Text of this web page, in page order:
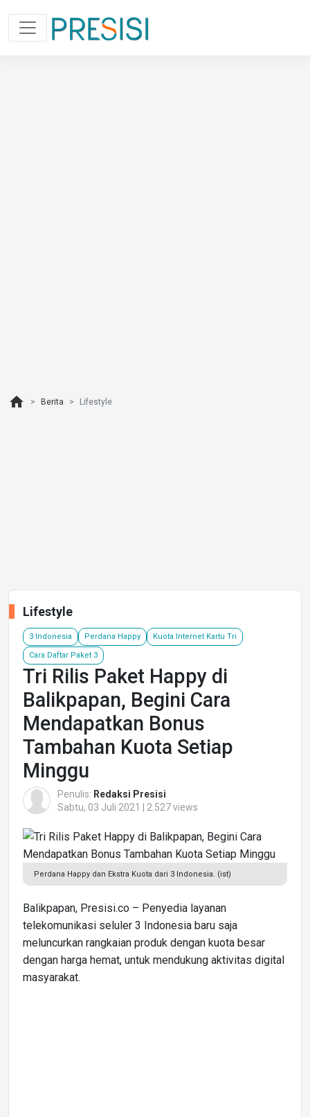
home Berita Lifestyle
Lifestyle
3 Indonesia Perdana Happy Kuota Internet Kartu Tri
Cara Daftar Paket 3
Tri Rilis Paket Happy di
Balikpapan, Begini Cara
Mendapatkan Bonus
Tambahan Kuota Setiap
Minggu
Penulis: Redaksi Presisi
Sabtu, 03 Juli 2021 | 2.527 views
Perdana Happy dan Ekstra Kuota dari 3 Indonesia. (ist)
Balikpapan, Presisi.co – Penyedia layanan
telekomunikasi seluler 3 Indonesia baru saja
meluncurkan rangkaian produk dengan kuota besar
dengan harga hemat, untuk mendukung aktivitas digital
masyarakat.